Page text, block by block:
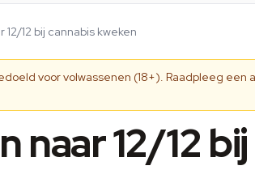
12 bij cannabis kweken
voor volwassenen (18+). Raadpleeg
naar 12/12